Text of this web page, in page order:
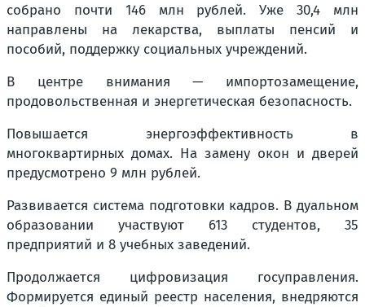
собрано почти 146 млн рублей. Уже 30,4 млн
направлены на лекарства, выплаты пенсий и
пособий, поддержку социальных учреждений.
В центре внимания — импортозамещение,
продовольственная и энергетическая безопасность.
Повышается энергоэффективность в
многоквартирных домах. На замену окон и дверей
предусмотрено 9 млн рублей.
Развивается система подготовки кадров. В дуальном
образовании участвуют 613 студентов, 35
предприятий и 8 учебных заведений.
Продолжается цифровизация госуправления.
Формируется единый реестр населения, внедряются